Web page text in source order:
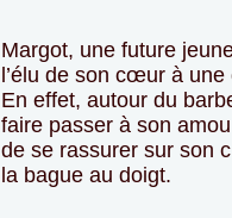
Margot, une future
l’élu de son cœur à
En effet, autour du
faire passer à son
de se rassurer sur son
la bague au doigt.